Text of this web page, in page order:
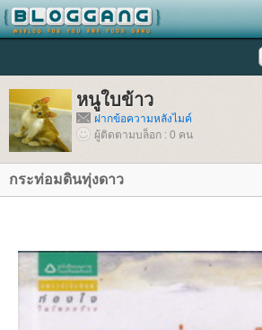
หนูใบข้าว
ฝากข้อความหลังไมค์
ผู้ติดตามบล็อก : 0 คน
กระท่อมดินทุ่งดาว